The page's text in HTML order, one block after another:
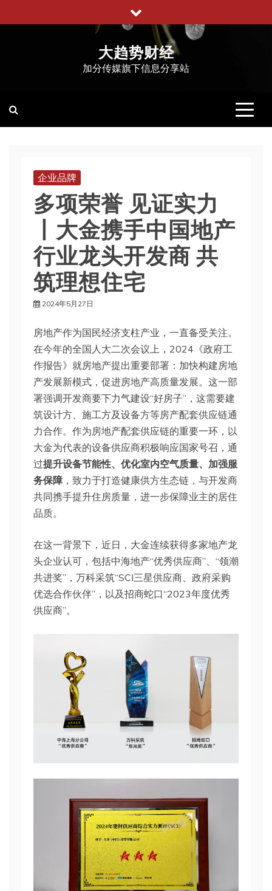
至
大趋势财经
加分传媒旗下信息分享站
企业品牌
多项荣誉 见证实力
丨大金携手中国地产
行业龙头开发商 共
筑理想住宅
2024年5月27日
房地产作为国民经济支柱产业，一直备受关注。
在今年的全国人大二次会议上，2024《政府工
作报告》就房地产提出重要部署：加快构建房地
产发展新模式，促进房地产高质量发展。这一部
署强调开发商要下力气建设“好房子”，这需要建
筑设计方、施工方及设备方等房产配套供应链通
力合作。作为房地产配套供应链的重要一环，以
大金为代表的设备供应商积极响应国家号召，通
过提升设备节能性、优化室内空气质量、加强服
务保障 ，致力于打造健康供方生态链，与开发商
共同携手提升住房质量，进一步保障业主的居住
品质。
在这一背景下，近日，大金连续获得多家地产龙
头企业认可，包括中海地产“优秀供应商”、“领潮
共进奖”，万科采筑“SCI三星供应商、政府采购
优选合作伙伴”，以及招商蛇口“2023年度优秀
供应商”。